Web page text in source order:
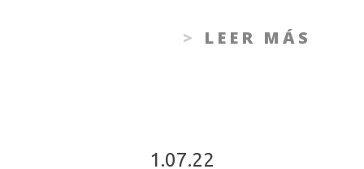
LEER MÁS
1.07.22